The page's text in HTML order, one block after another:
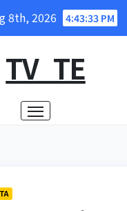
8th, 2026 4:43:34 PM
TV_TE